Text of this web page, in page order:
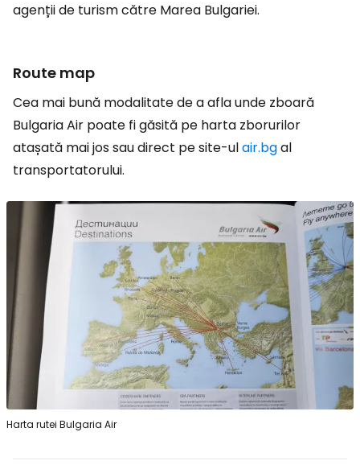
agenții de turism către Marea Bulgariei.
Route map
Cea mai bună modalitate de a afla unde zboară
Bulgaria Air poate fi găsită pe harta zborurilor
atașată mai jos sau direct pe site-ulair.bgal
transportatorului.
Harta rutei Bulgaria Air